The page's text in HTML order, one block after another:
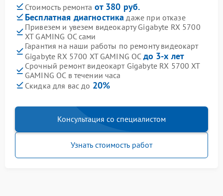
Стоимость ремонта от 380 руб.
Бесплатная диагностика даже при отказе
Привезем и увезем видеокарту Gigabyte RX 5700
XT GAMING OC сами
Гарантия на наши работы по ремонту видеокарт
Gigabyte RX 5700 XT GAMING OC до 3-х лет
Срочный ремонт видеокарт Gigabyte RX 5700 XT
GAMING OC в течении часа
Скидка для вас до 20%
Консультация со специалистом
Узнать стоимость работ